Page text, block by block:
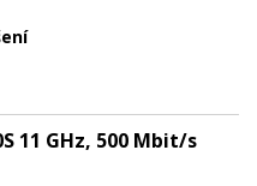
11 GHz, 500 Mbit/s